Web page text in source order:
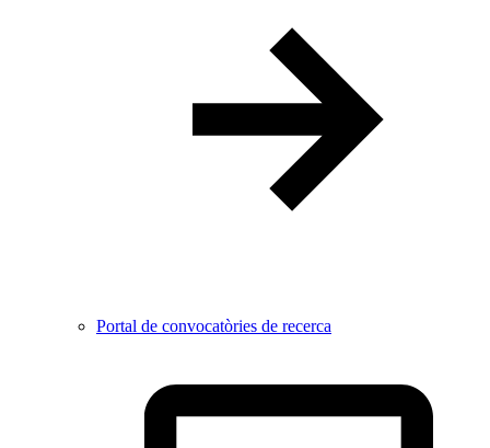
Portal de convocatòries de recerca